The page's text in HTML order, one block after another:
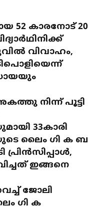
52 കാരനോട് 20
വിവാഹം,
നിന്ന് പൂട്ടി
33കാരി
ലൈം ഗി ക ബ
പ്രിൻസിപ്പാൾ,
ഇങ്ങനെ
ജോലി
ഗി ക